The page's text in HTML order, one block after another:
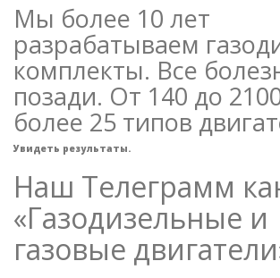
Мы более 10 лет
разрабатываем
комплекты. Все
позади. От 140 до
более 25 типов
Увидеть результаты.
Наш Телеграмм
«Газодизельные и
газовые